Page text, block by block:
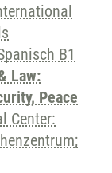
B1
Law:
Peace
Center: